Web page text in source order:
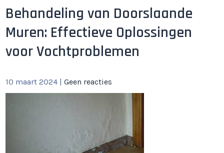
Behandeling van Doorslaande
Muren: Effectieve Oplossingen
voor Vochtproblemen
10 maart 2024 |Geen reacties